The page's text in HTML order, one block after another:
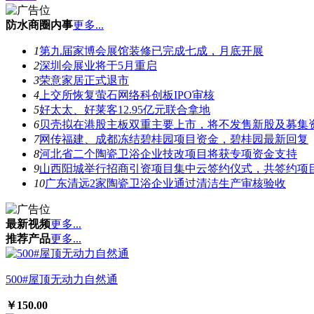
防水商圈内事更多...
1第九届家博会展馆装修已完成七成，月底开展
2深圳会展业将于5月重启
3荣意家居正式退市
4 上交所恢复萤石网络科创板IPO审核
5好太太、好莱客12.95亿元联合拿地
6贝壳拟在港股主板双重主要上市，将不发售新股及募集
7网传福建、成都冻结碧桂园项目资金，碧桂园最新回复
8河北省二个陶瓷卫浴企业技改项目将获专项资金支持
9山西阳城举行招商引资项目集中云签约仪式，共签约项
10广东清远2家陶瓷卫浴企业通过清洁生产审核验收
最新视频更多...
推荐产品更多...
500#屋顶无动力自然通
￥150.00